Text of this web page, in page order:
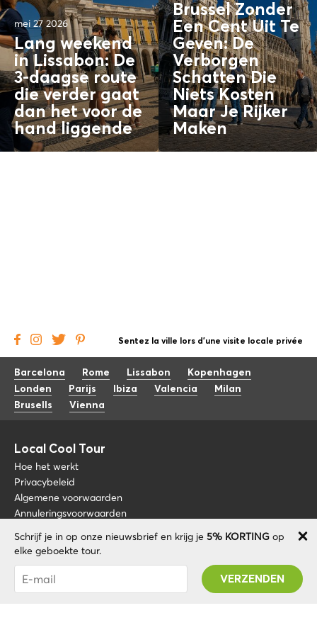
mei 27 2026
Lang weekend
in Lissabon: De
3-daagse route
die verder gaat
dan hetvoor de
hand liggende
Brussel Zonder
Een Cent Uit Te
Geven: De
Verborgen
SchattenDie
Niets Kosten
Maar Je Rijker
Maken
Schrijf je in op onze nieuwsbrief en krijg je 5% KORTING op
elke geboekte tour.
Je bent succesvol geabonneerd! U ontvangt uw
Promo code na validatie van uw account!
Sentez la ville lors d'une visite locale privée
Barcelona Rome Lissabon
Kopenhagen
Londen
Parijs Ibiza Valencia
Milan
Brusells
Vienna
Local Cool Tour
Hoe het werkt
Privacybeleid
Algemene voorwaarden
Annuleringsvoorwaarden
Blog
Over nos
FAQ
Word een gids
+34 675 176 220